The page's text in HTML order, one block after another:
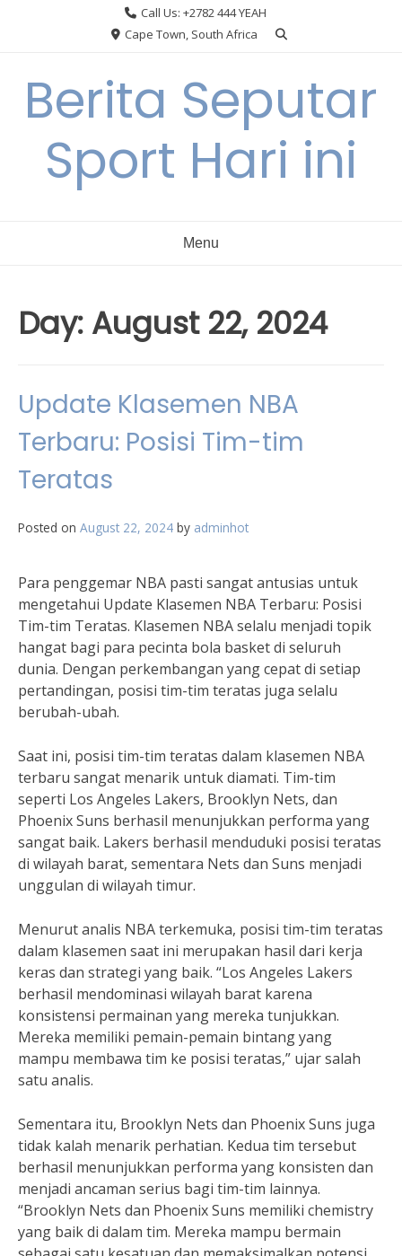
Call Us: +2782 444 YEAH
Cape Town, South Africa
Berita Seputar
Sport Hari ini
Menu
Day: August 22, 2024
Update Klasemen NBA
Terbaru: Posisi Tim-tim
Teratas
Posted on August 22, 2024 by adminhot
Para penggemar NBA pasti sangat antusias untuk
mengetahui Update Klasemen NBA Terbaru: Posisi
Tim-tim Teratas. Klasemen NBA selalu menjadi topik
hangat bagi para pecinta bola basket di seluruh
dunia. Dengan perkembangan yang cepat di setiap
pertandingan, posisi tim-tim teratas juga selalu
berubah-ubah.
Saat ini, posisi tim-tim teratas dalam klasemen NBA
terbaru sangat menarik untuk diamati. Tim-tim
seperti Los Angeles Lakers, Brooklyn Nets, dan
Phoenix Suns berhasil menunjukkan performa yang
sangat baik. Lakers berhasil menduduki posisi teratas
di wilayah barat, sementara Nets dan Suns menjadi
unggulan di wilayah timur.
Menurut analis NBA terkemuka, posisi tim-tim teratas
dalam klasemen saat ini merupakan hasil dari kerja
keras dan strategi yang baik. “Los Angeles Lakers
berhasil mendominasi wilayah barat karena
konsistensi permainan yang mereka tunjukkan.
Mereka memiliki pemain-pemain bintang yang
mampu membawa tim ke posisi teratas,” ujar salah
satu analis.
Sementara itu, Brooklyn Nets dan Phoenix Suns juga
tidak kalah menarik perhatian. Kedua tim tersebut
berhasil menunjukkan performa yang konsisten dan
menjadi ancaman serius bagi tim-tim lainnya.
“Brooklyn Nets dan Phoenix Suns memiliki chemistry
yang baik di dalam tim. Mereka mampu bermain